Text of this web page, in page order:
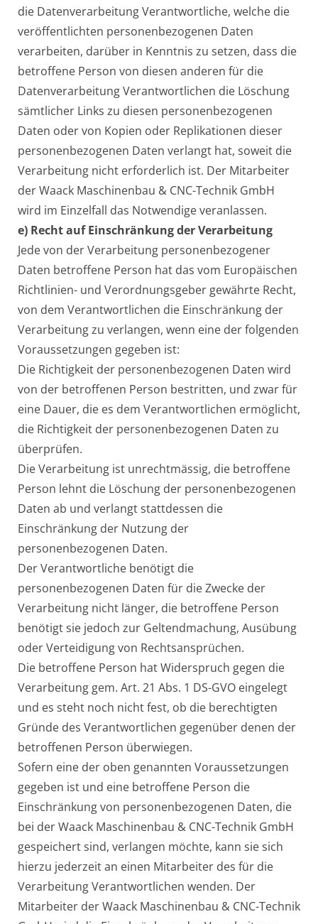
die Datenverarbeitung Verantwortliche, welche die
veröffentlichten personenbezogenen Daten
verarbeiten, darüber in Kenntnis zu setzen, dass die
betroffene Person von diesen anderen für die
Datenverarbeitung Verantwortlichen die Löschung
sämtlicher Links zu diesen personenbezogenen
Daten oder von Kopien oder Replikationen dieser
personenbezogenen Daten verlangt hat, soweit die
Verarbeitung nicht erforderlich ist. Der Mitarbeiter
der Waack Maschinenbau & CNC-Technik GmbH
wird im Einzelfall das Notwendige veranlassen.
e) Recht auf Einschränkung der Verarbeitung
Jede von der Verarbeitung personenbezogener
Daten betroffene Person hat das vom Europäischen
Richtlinien- und Verordnungsgeber gewährte Recht,
von dem Verantwortlichen die Einschränkung der
Verarbeitung zu verlangen, wenn eine der folgenden
Voraussetzungen gegeben ist:
Die Richtigkeit der personenbezogenen Daten wird
von der betroffenen Person bestritten, und zwar für
eine Dauer, die es dem Verantwortlichen ermöglicht,
die Richtigkeit der personenbezogenen Daten zu
überprüfen.
Die Verarbeitung ist unrechtmässig, die betroffene
Person lehnt die Löschung der personenbezogenen
Daten ab und verlangt stattdessen die
Einschränkung der Nutzung der
personenbezogenen Daten.
Der Verantwortliche benötigt die
personenbezogenen Daten für die Zwecke der
Verarbeitung nicht länger, die betroffene Person
benötigt sie jedoch zur Geltendmachung, Ausübung
oder Verteidigung von Rechtsansprüchen.
Die betroffene Person hat Widerspruch gegen die
Verarbeitung gem. Art. 21 Abs. 1 DS-GVO eingelegt
und es steht noch nicht fest, ob die berechtigten
Gründe des Verantwortlichen gegenüber denen der
betroffenen Person überwiegen.
Sofern eine der oben genannten Voraussetzungen
gegeben ist und eine betroffene Person die
Einschränkung von personenbezogenen Daten, die
bei der Waack Maschinenbau & CNC-Technik GmbH
gespeichert sind, verlangen möchte, kann sie sich
hierzu jederzeit an einen Mitarbeiter des für die
Verarbeitung Verantwortlichen wenden. Der
Mitarbeiter der Waack Maschinenbau & CNC-Technik